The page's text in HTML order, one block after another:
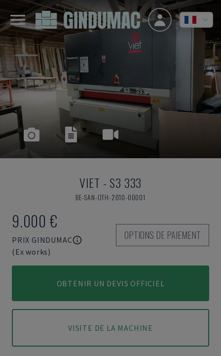
VIET - S3 333
BE-SAN-OTH-2010-00001
9.000 €
PRIX GINDUMAC
(Ex works)
OPTIONS DE PAIEMENT
OBTENIR UN DEVIS OFFICIEL
VISITE DE LA MACHINE